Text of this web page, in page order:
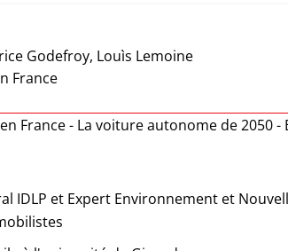
Godefroy, Louìs Lemoine
France
France - La voiture autonome de 2050 -
IDLP et Expert Environnement et